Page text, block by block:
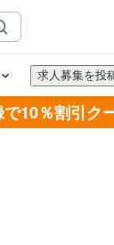
10％割引ク